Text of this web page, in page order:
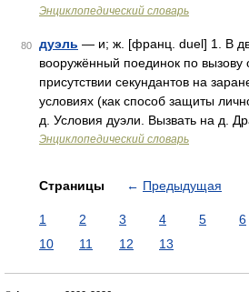
Энциклопедический словарь
80 дуэль — и; ж. [франц. duel] 1. В
вооружённый поединок по вызову
присутствии секундантов на
условиях (как способ защиты
д. Условия дуэли. Вызвать на д.
Энциклопедический словарь
Страницы ← Предыдущая
1 2 3 4 5 6
10
11 12 13